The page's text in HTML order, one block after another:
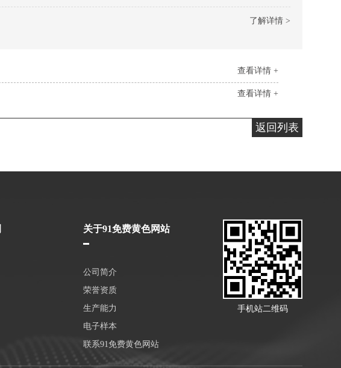
了解详情 >
查看详情 +
查看详情 +
返回列表
关于91免费黄色网站
公司简介
荣誉资质
生产能力
电子样本
联系91免费黄色网站
手机站二维码